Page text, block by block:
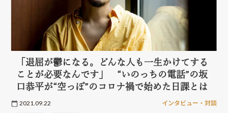
「退屈が鬱になる。どんな人も一生かけてする
ことが必要なんです」 “いのっちの電話”の坂
口恭平が“空っぽ”のコロナ禍で始めた日課とは
2021.09.22 インタビュー・対談